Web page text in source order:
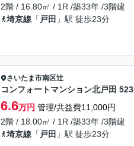
2階 / 16.80㎡ / 1R /築33年 /3階建
埼京線 「 戸田 」駅 徒歩23分
さいたま市南区辻
コンフォートマンション北戸田 523
6.6万円 管理/共益費11,000円
2階 / 18.00㎡ / 1R /築33年 /3階建
埼京線 「 戸田 」駅 徒歩23分